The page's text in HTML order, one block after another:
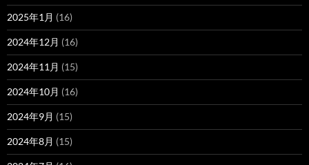
2025年1月 (16)
2024年12月 (16)
2024年11月 (15)
2024年10月 (16)
2024年9月 (15)
2024年8月 (15)